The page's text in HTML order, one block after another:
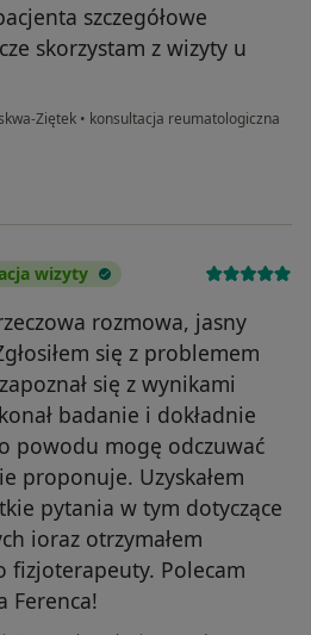
szczegółowe
skorzystam z wizyty u
Ziętek • konsultacja reumatologiczna
wizyty
rozmowa, jasny
się z problemem
się z wynikami
badanie i dokładnie
powodu mogę odczuwać
proponuje. Uzyskałem
pytania w tym dotyczące
ioraz otrzymałem
fizjoterapeuty. Polecam
Ferenca!